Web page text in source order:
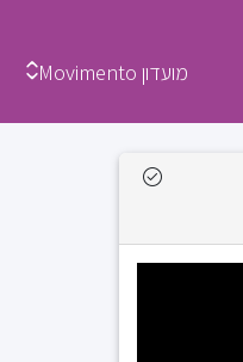
מועדון Movimento